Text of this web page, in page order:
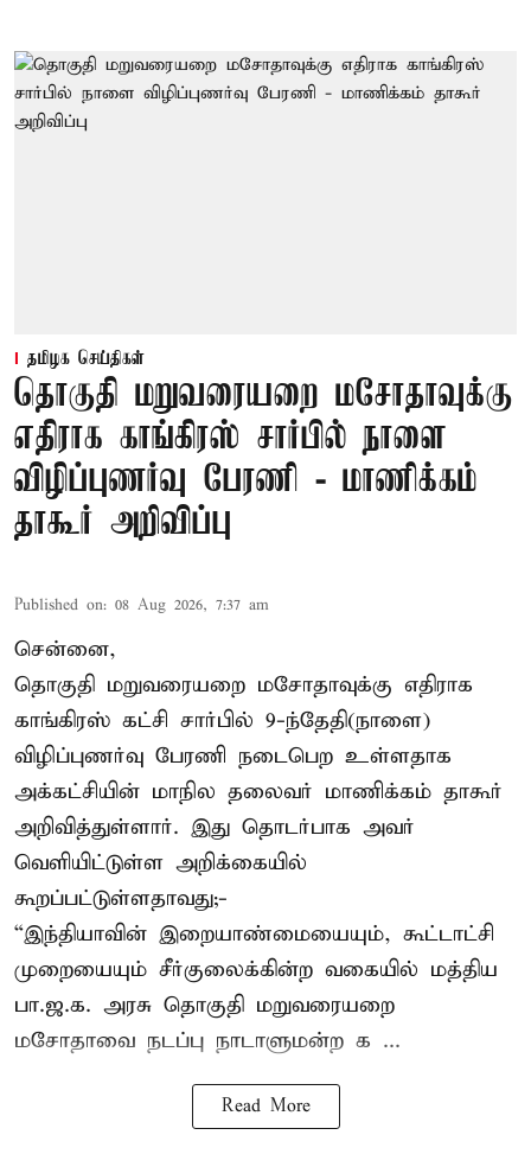
தமிழக செய்திகள்
தொகுதி மறுவரையறை மசோதாவுக்கு
எதிராக காங்கிரஸ் சார்பில் நாளை
விழிப்புணர்வு பேரணி - மாணிக்கம்
தாகூர் அறிவிப்பு
Published on: 08 Aug 2026, 7:37 am
சென்னை,
தொகுதி மறுவரையறை மசோதாவுக்கு எதிராக
காங்கிரஸ் கட்சி சார்பில் 9-ந்தேதி(நாளை)
விழிப்புணர்வு பேரணி நடைபெற உள்ளதாக
அக்கட்சியின் மாநில தலைவர் மாணிக்கம் தாகூர்
அறிவித்துள்ளார். இது தொடர்பாக அவர்
வெளியிட்டுள்ள அறிக்கையில்
கூறப்பட்டுள்ளதாவது;-
“இந்தியாவின் இறையாண்மையையும், கூட்டாட்சி
முறையையும் சீர்குலைக்கின்ற வகையில் மத்திய
பா.ஜ.க. அரசு தொகுதி மறுவரையறை
மசோதாவை நடப்பு நாடாளுமன்ற க ...
Read More